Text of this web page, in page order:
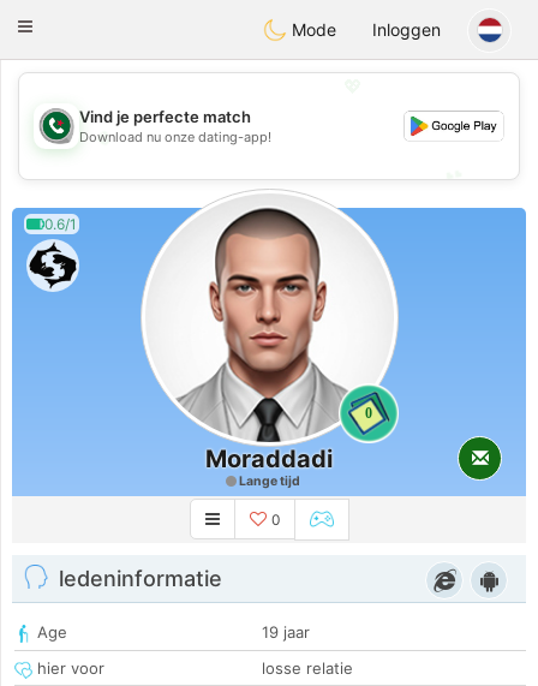
Weshrak
Toggle
Mode Inloggen
💖
💕
Vind je perfecte match
Download nu onze dating-app!
0.6/1
0
Moraddadi
Lange tijd
0
ledeninformatie
Age
19 jaar
hier voor
losse relatie